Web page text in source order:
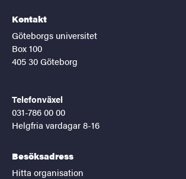
Kontakt
Göteborgs universitet
Box 100
405 30 Göteborg
Telefonväxel
031-786 00 00
Helgfria vardagar 8-16
Besöksadress
Hitta organisation